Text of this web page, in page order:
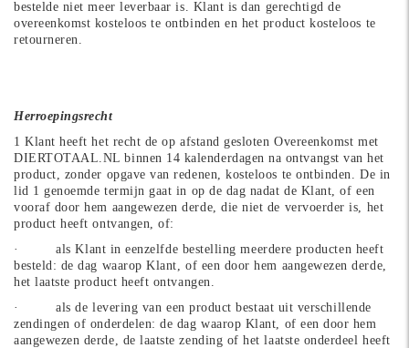
bestelde niet meer leverbaar is. Klant is dan gerechtigd de
overeenkomst kosteloos te ontbinden en het product kosteloos te
retourneren.
Herroepingsrecht
1 Klant heeft het recht de op afstand gesloten Overeenkomst met
DIERTOTAAL.NL binnen 14 kalenderdagen na ontvangst van het
product, zonder opgave van redenen, kosteloos te ontbinden. De in
lid 1 genoemde termijn gaat in op de dag nadat de Klant, of een
vooraf door hem aangewezen derde, die niet de vervoerder is, het
product heeft ontvangen, of:
· als Klant in eenzelfde bestelling meerdere producten heeft
besteld: de dag waarop Klant, of een door hem aangewezen derde,
het laatste product heeft ontvangen.
· als de levering van een product bestaat uit verschillende
zendingen of onderdelen: de dag waarop Klant, of een door hem
aangewezen derde, de laatste zending of het laatste onderdeel heeft